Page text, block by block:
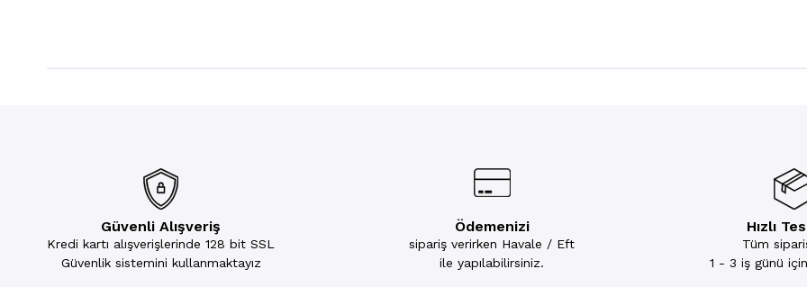
Güvenli Alışveriş
Kredi kartı alışverişlerinde 128 bit SSL
Güvenlik sistemini kullanmaktayız
Ödemenizi
sipariş verirken Havale / Eft
ile yapılabilirsiniz.
Hızlı
Tüm
1 - 3 iş günü